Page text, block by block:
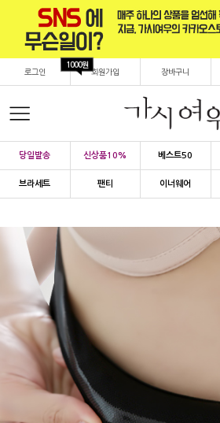
로그인 회원가입
1000원
장바구니
당일발송 신상품10% 베스트50
브라세트 팬티 이너웨어